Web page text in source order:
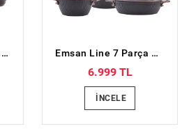
Emsan İndüksiyon Tabanlı Nostalji 7 Parça Granit Tencere Seti Siyah Emsan Line 7 Parça Granit Tencere Seti Yeni Siyah Rose
6.999 TL
İNCELE